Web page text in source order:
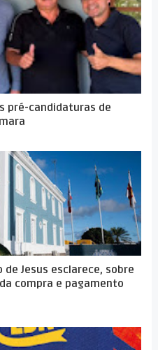
pré-candidaturas de
Jesus esclarece, sobre
compra e pagamento